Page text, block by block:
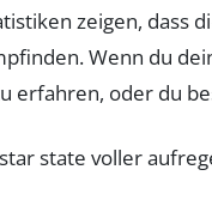
zeigen, dass
Wenn du
erfahren, oder du